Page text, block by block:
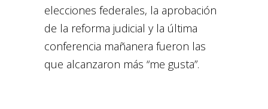
elecciones federales, la aprobación
de la reforma judicial y la última
conferencia mañanera fueron las
que alcanzaron más “me gusta”.